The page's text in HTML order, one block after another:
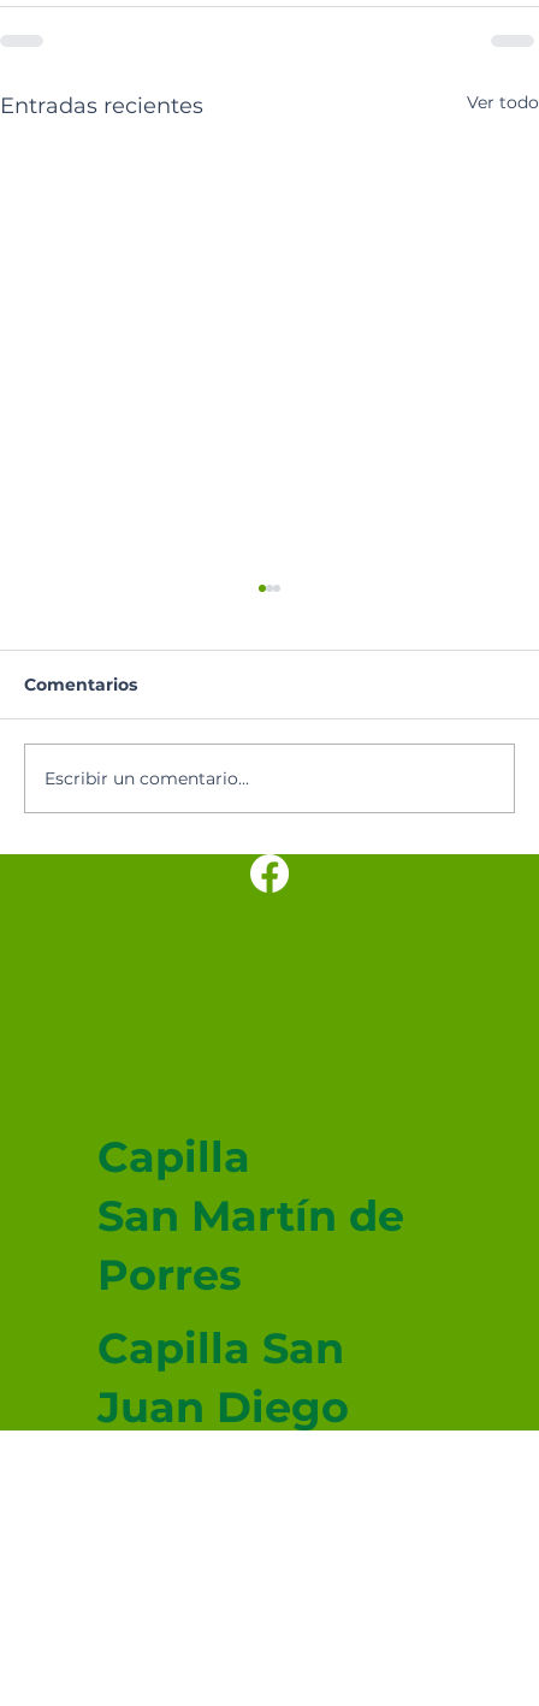
Entradas recientes Ver todo
Comentarios
Escribir un comentario...
Capilla
San Martín de
Porres
Capilla San
Juan Diego